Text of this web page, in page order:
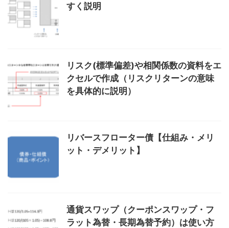
すく説明
リスク(標準偏差)や相関係数の資料をエ
クセルで作成（リスクリターンの意味
を具体的に説明）
リバースフローター債【仕組み・メリ
ット・デメリット】
通貨スワップ（クーポンスワップ・フ
ラット為替・長期為替予約）は使い方